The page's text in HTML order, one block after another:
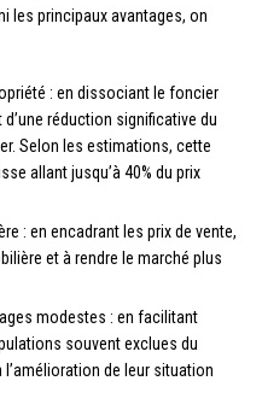
les principaux avantages, on
: en dissociant le foncier
réduction significative du
Selon les estimations, cette
allant jusqu’à 40% du prix
: en encadrant les prix de vente,
et à rendre le marché plus
modestes : en facilitant
souvent exclues du
de leur situation